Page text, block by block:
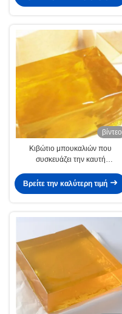
βίντεο
Κιβώτιο μπουκαλιών που
συσκευάζει την καυτή
λειωμένων μετάλλων - ευαίσθητη
Βρείτε την καλύτερη τιμή